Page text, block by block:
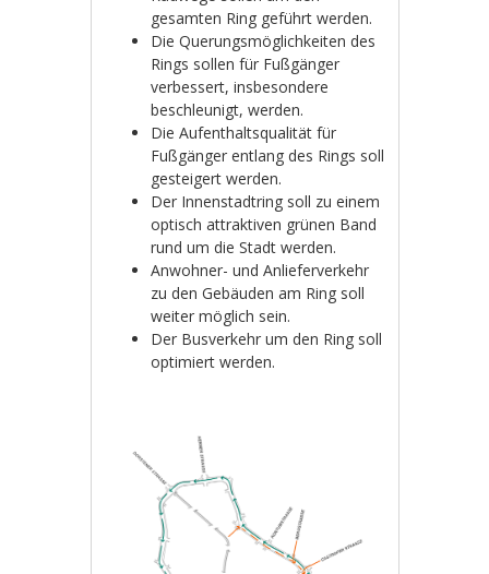
gesamten Ring geführt werden.
Die Querungsmöglichkeiten des
Rings sollen für Fußgänger
verbessert, insbesondere
beschleunigt, werden.
Die Aufenthaltsqualität für
Fußgänger entlang des Rings soll
gesteigert werden.
Der Innenstadtring soll zu einem
optisch attraktiven grünen Band
rund um die Stadt werden.
Anwohner- und Anlieferverkehr
zu den Gebäuden am Ring soll
weiter möglich sein.
Der Busverkehr um den Ring soll
optimiert werden.